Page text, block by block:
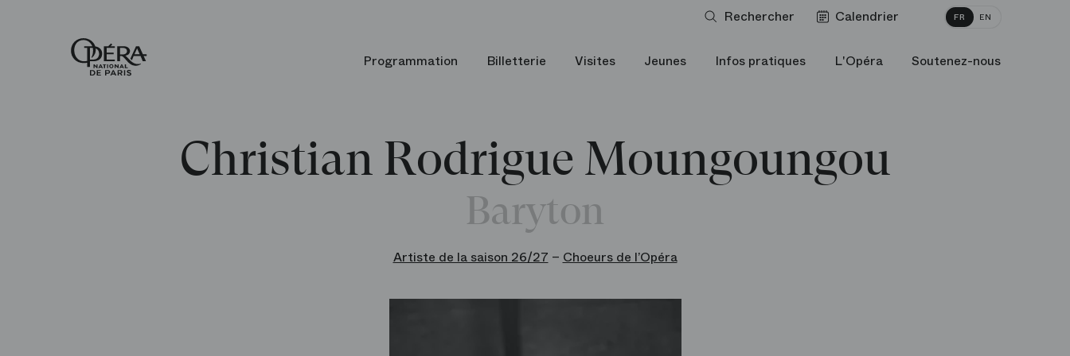
Rechercher Calendrier FR EN
Accueil
-
Opéra
national
Programmation Billetterie Visites Jeunes Infos pratiques L'Opéra Soutenez-nous
Christian Rodrigue Moungoungou
Baryton
Artiste de la saison 26/27 – Choeurs de l’Opéra